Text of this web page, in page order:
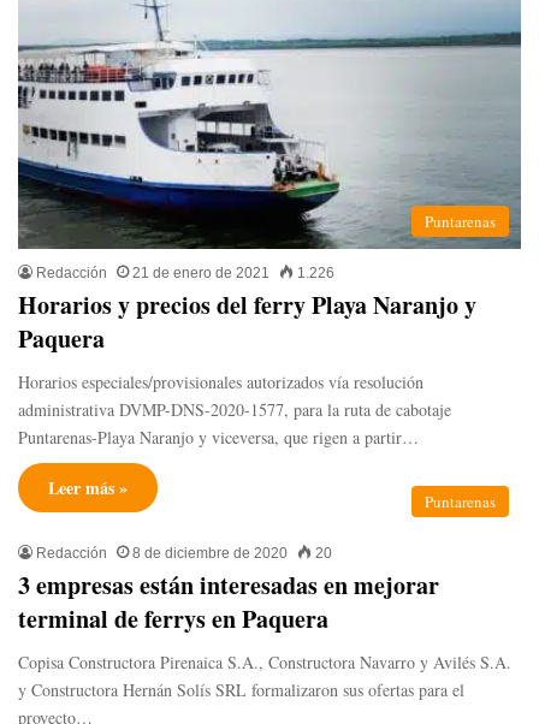
Puntarenas
Redacción 21 de enero de 2021 1.226
Horarios y precios del ferry Playa Naranjo y
Paquera
Horarios especiales/provisionales autorizados vía resolución
administrativa DVMP-DNS-2020-1577, para la ruta de cabotaje
Puntarenas-Playa Naranjo y viceversa, que rigen a partir…
Leer más »
Puntarenas
Redacción 8 de diciembre de 2020 20
3 empresas están interesadas en mejorar
terminal de ferrys en Paquera
Copisa Constructora Pirenaica S.A., Constructora Navarro y Avilés S.A.
y Constructora Hernán Solís SRL formalizaron sus ofertas para el
proyecto…